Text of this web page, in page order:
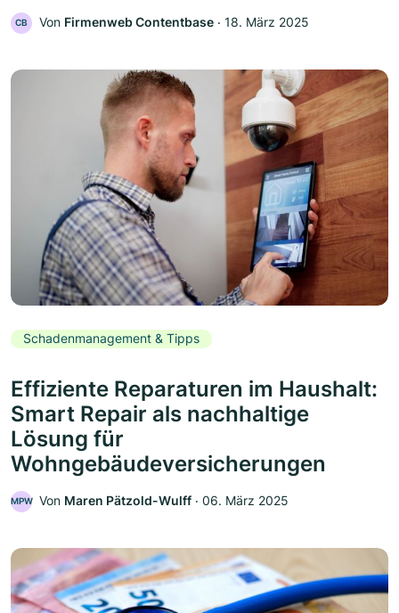
CB Von Firmenweb Contentbase ‧ 18. März 2025
Schadenmanagement & Tipps
Effiziente Reparaturen im Haushalt:
Smart Repair als nachhaltige
Lösung für
Wohngebäudeversicherungen
MPW Von Maren Pätzold-Wulff ‧ 06. März 2025